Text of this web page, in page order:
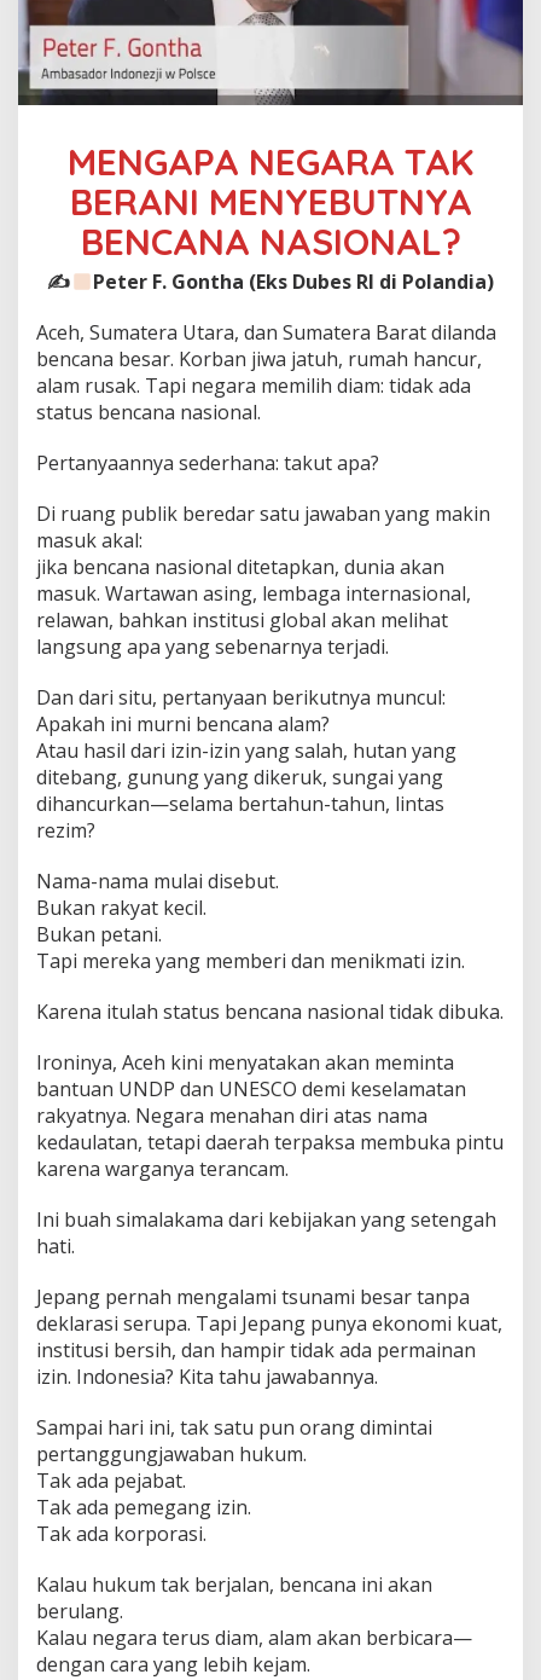
MENGAPA NEGARA TAK
BERANI MENYEBUTNYA
BENCANA NASIONAL?
✍
Peter F. Gontha (Eks Dubes RI di Polandia)
Aceh, Sumatera Utara, dan Sumatera Barat dilanda
bencana besar. Korban jiwa jatuh, rumah hancur,
alam rusak. Tapi negara memilih diam: tidak ada
status bencana nasional.
Pertanyaannya sederhana: takut apa?
Di ruang publik beredar satu jawaban yang makin
masuk akal:
jika bencana nasional ditetapkan, dunia akan
masuk. Wartawan asing, lembaga internasional,
relawan, bahkan institusi global akan melihat
langsung apa yang sebenarnya terjadi.
Dan dari situ, pertanyaan berikutnya muncul:
Apakah ini murni bencana alam?
Atau hasil dari izin-izin yang salah, hutan yang
ditebang, gunung yang dikeruk, sungai yang
dihancurkan—selama bertahun-tahun, lintas
rezim?
Nama-nama mulai disebut.
Bukan rakyat kecil.
Bukan petani.
Tapi mereka yang memberi dan menikmati izin.
Karena itulah status bencana nasional tidak dibuka.
Ironinya, Aceh kini menyatakan akan meminta
bantuan UNDP dan UNESCO demi keselamatan
rakyatnya. Negara menahan diri atas nama
kedaulatan, tetapi daerah terpaksa membuka pintu
karena warganya terancam.
Ini buah simalakama dari kebijakan yang setengah
hati.
Jepang pernah mengalami tsunami besar tanpa
deklarasi serupa. Tapi Jepang punya ekonomi kuat,
institusi bersih, dan hampir tidak ada permainan
izin. Indonesia? Kita tahu jawabannya.
Sampai hari ini, tak satu pun orang dimintai
pertanggungjawaban hukum.
Tak ada pejabat.
Tak ada pemegang izin.
Tak ada korporasi.
Kalau hukum tak berjalan, bencana ini akan
berulang.
Kalau negara terus diam, alam akan berbicara—
dengan cara yang lebih kejam.